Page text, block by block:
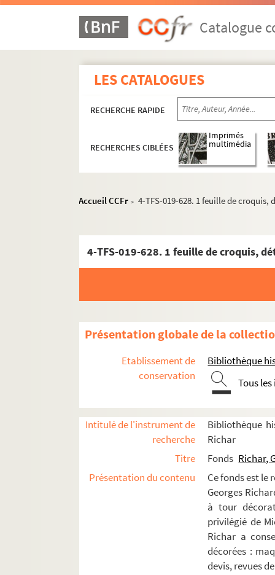
Catalogue
LES CATALOGUES
RECHERCHE RAPIDE
RECHERCHES CIBLÉES
Imprimés
multimédia
Accueil CCFr > 4-TFS-019-628. 1 feuille de croquis,
4-TFS-019-628. 1 feuille de croquis,
Présentation globale de la
Etablissement de
conservation
Bibliothèque
Tous
Intitulé de l'instrument de
recherche
Bibliothèque
Richar
Titre
Fonds Richar,
Présentation du contenu
Ce fonds est le
Georges
à tour
privilégié de
Richar a
décorées :
devis, revues
Embrassons-nous Folleville (1965)
Théodore cherche des allumettes
La ville sous les armes (1965)
Les sept contre Thèbes (1965)
L’Arlésienne (1966)
Hyménée (1966)
Les Revenants (1966)
Hamlet (1966)
Tartuffe (1967)
Le Capitaine Fracasse (1968)
La Maison de Bernarda Alba (1968)
Festival d'Angers (1969)
Faust (1969)
Le chapeau de paille d'Italie (1969)
Le Carrosse du Saint-Sacrement
Les Amours de Don Perlimplín (1969)
Le Baladin du monde occidental
Le Journal d'Anne Frank (1969)
La Cerisaie (1969)
L’Homme de désir (1969)
La Rose rouge au Corbier (1970)
...Et à la fin était le bang (1970)